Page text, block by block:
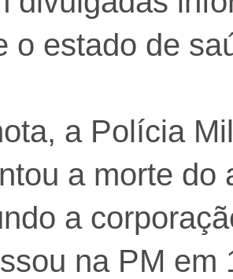
o estado de
a Polícia
a morte do
a
na PM em